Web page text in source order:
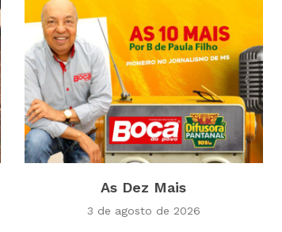
As Dez Mais
3 de agosto de 2026